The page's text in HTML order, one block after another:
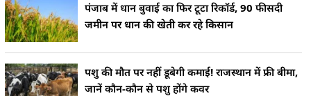
पंजाब में धान बुवाई का फिर टूटा रिकॉर्ड, 90 फीसदी
जमीन पर धान की खेती कर रहे किसान
पशु की मौत पर नहीं डूबेगी कमाई! राजस्थान में फ्री बीमा,
जानें कौन-कौन से पशु होंगे कवर